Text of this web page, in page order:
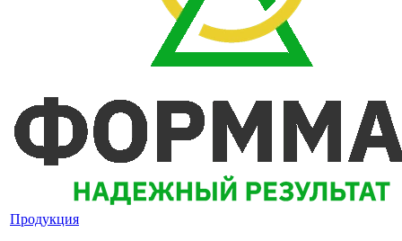
Продукция